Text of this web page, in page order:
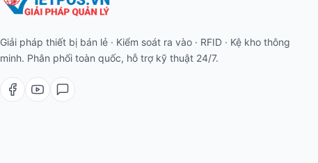
Giải pháp thiết bị bán lẻ · Kiểm soát ra vào · RFID · Kệ kho thông
minh. Phân phối toàn quốc, hỗ trợ kỹ thuật 24/7.